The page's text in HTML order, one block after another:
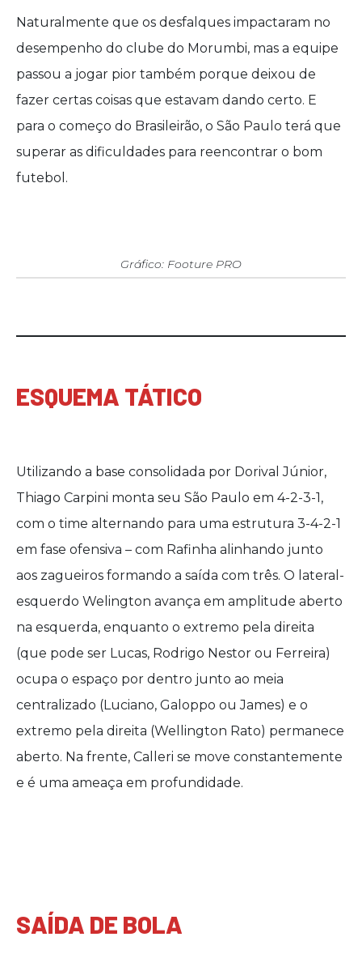
Naturalmente que os desfalques impactaram no
desempenho do clube do Morumbi, mas a equipe
passou a jogar pior também porque deixou de
fazer certas coisas que estavam dando certo. E
para o começo do Brasileirão, o São Paulo terá que
superar as dificuldades para reencontrar o bom
futebol.
Gráfico: Footure PRO
ESQUEMA TÁTICO
Utilizando a base consolidada por Dorival Júnior,
Thiago Carpini monta seu São Paulo em 4-2-3-1,
com o time alternando para uma estrutura 3-4-2-1
em fase ofensiva – com Rafinha alinhando junto
aos zagueiros formando a saída com três. O lateral-
esquerdo Welington avança em amplitude aberto
na esquerda, enquanto o extremo pela direita
(que pode ser Lucas, Rodrigo Nestor ou Ferreira)
ocupa o espaço por dentro junto ao meia
centralizado (Luciano, Galoppo ou James) e o
extremo pela direita (Wellington Rato) permanece
aberto. Na frente, Calleri se move constantemente
e é uma ameaça em profundidade.
SAÍDA DE BOLA